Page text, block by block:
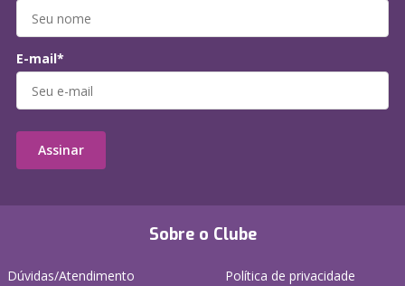
Sobre o Clube
Dúvidas/Atendimento
Política de privacidade
E-mail*
Assinar